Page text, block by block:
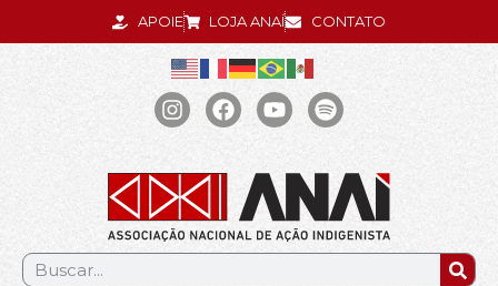
APOIE LOJA ANAÍ CONTATO